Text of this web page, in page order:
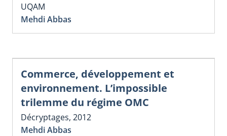
UQAM
Mehdi Abbas
Commerce, développement et
environnement. L’impossible
trilemme du régime OMC
Décryptages, 2012
Mehdi Abbas